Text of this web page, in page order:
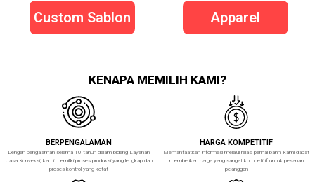
Custom Sablon Apparel
KENAPA MEMILIH KAMI?
BERPENGALAMAN
Dengan pengalaman selama 10 tahun dalam bidang Layanan
Jasa Konveksi, kami memiliki proses produksi yang lengkap dan
proses kontrol yang ketat
HARGA KOMPETITIF
Memanfaatkan informasi melalui relasi perihal bahn, kami dapat
memberikan harga yang sangat kompetitif untuk pesanan
pelanggan